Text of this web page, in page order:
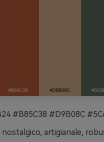
#B85C38 #D9B08C
nostalgico, artigianale,